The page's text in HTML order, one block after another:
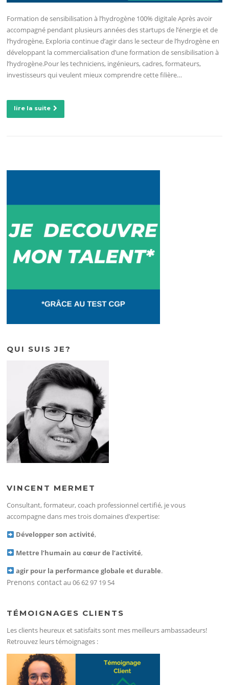
Formation de sensibilisation à l’hydrogène 100% digitale Après avoir
accompagné pendant plusieurs années des startups de l’énergie et de
l’hydrogène, Exploria continue d’agir dans le secteur de l’hydrogène en
développant la commercialisation d’une formation de sensibilisation à
l’hydrogène.Pour les techniciens, ingénieurs, cadres, formateurs,
investisseurs qui veulent mieux comprendre cette filière…
lire la suite
QUI SUIS JE?
VINCENT MERMET
Consultant, formateur, coach professionnel certifié, je vous
accompagne dans mes trois domaines d’expertise:
Développer son activité,
Mettre l’humain au cœur de l’activité,
agir pour la performance globale et durable.
Prenons contactau 06 62 97 19 54
TÉMOIGNAGES CLIENTS
Les clients heureux et satisfaits sont mes meilleurs ambassadeurs!
Retrouvez leurs témoignages :